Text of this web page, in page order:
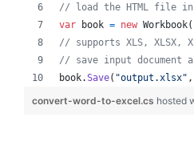
// load the HTML file in
var
book = new Workbook(
// supports XLS, XLSX,
// save input document
book.Save( "output.xlsx" ,
convert-word-to-excel.cs hosted